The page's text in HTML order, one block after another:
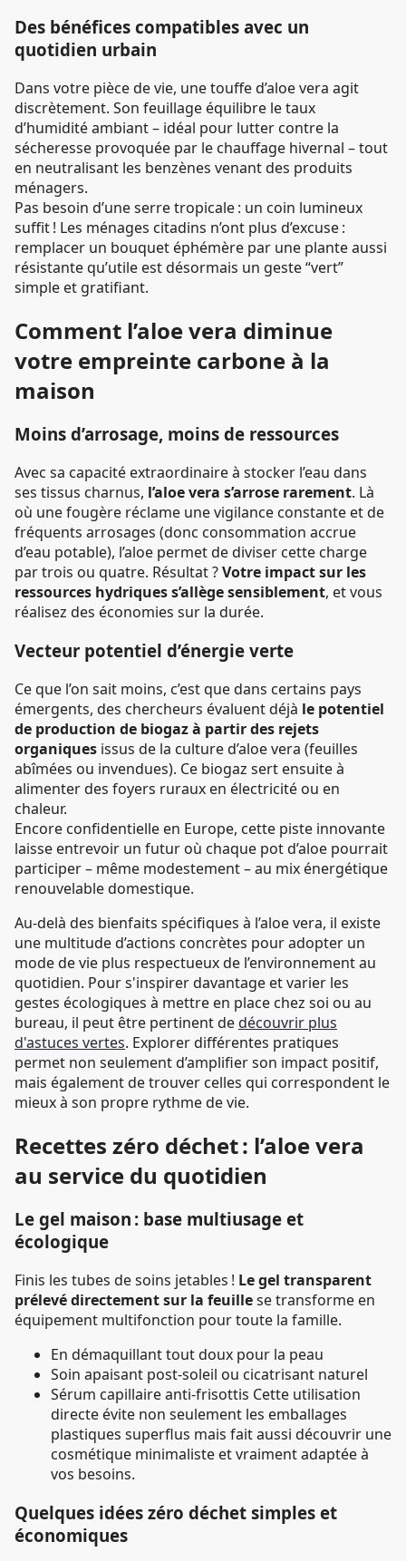
Des bénéfices compatibles avec un
quotidien urbain
Dans votre pièce de vie, une touffe d’aloe vera agit
discrètement. Son feuillage équilibre le taux
d’humidité ambiant – idéal pour lutter contre la
sécheresse provoquée par le chauffage hivernal – tout
en neutralisant les benzènes venant des produits
ménagers.
Pas besoin d’une serre tropicale : un coin lumineux
suffit ! Les ménages citadins n’ont plus d’excuse :
remplacer un bouquet éphémère par une plante aussi
résistante qu’utile est désormais un geste “vert”
simple et gratifiant.
Comment l’aloe vera diminue
votre empreinte carbone à la
maison
Moins d’arrosage, moins de ressources
Avec sa capacité extraordinaire à stocker l’eau dans
ses tissus charnus, l’aloe vera s’arrose rarement. Là
où une fougère réclame une vigilance constante et de
fréquents arrosages (donc consommation accrue
d’eau potable), l’aloe permet de diviser cette charge
par trois ou quatre. Résultat ?Votre impact sur les
ressources hydriques s’allège sensiblement, et vous
réalisez des économies sur la durée.
Vecteur potentiel d’énergie verte
Ce que l’on sait moins, c’est que dans certains pays
émergents, des chercheurs évaluent déjà le potentiel
de production de biogaz à partir des rejets
organiques issus de la culture d’aloe vera (feuilles
abîmées ou invendues). Ce biogaz sert ensuite à
alimenter des foyers ruraux en électricité ou en
chaleur.
Encore confidentielle en Europe, cette piste innovante
laisse entrevoir un futur où chaque pot d’aloe pourrait
participer – même modestement – au mix énergétique
renouvelable domestique.
Au-delà des bienfaits spécifiques à l’aloe vera, il existe
une multitude d’actions concrètes pour adopter un
mode de vie plus respectueux de l’environnement au
quotidien. Pour s'inspirer davantage et varier les
gestes écologiques à mettre en place chez soi ou au
bureau, il peut être pertinent dedécouvrir plus
d'astuces vertes. Explorer différentes pratiques
permet non seulement d’amplifier son impact positif,
mais également de trouver celles qui correspondent le
mieux à son propre rythme de vie.
Recettes zéro déchet : l’aloe vera
au service du quotidien
Le gel maison : base multiusage et
écologique
Finis les tubes de soins jetables ! Le gel transparent
prélevé directement sur la feuillese transforme en
équipement multifonction pour toute la famille.
En démaquillant tout doux pour la peau
Soin apaisant post-soleil ou cicatrisant naturel
Sérum capillaire anti-frisottis Cette utilisation
directe évite non seulement les emballages
plastiques superflus mais fait aussi découvrir une
cosmétique minimaliste et vraiment adaptée à
vos besoins.
Quelques idées zéro déchet simples et
économiques